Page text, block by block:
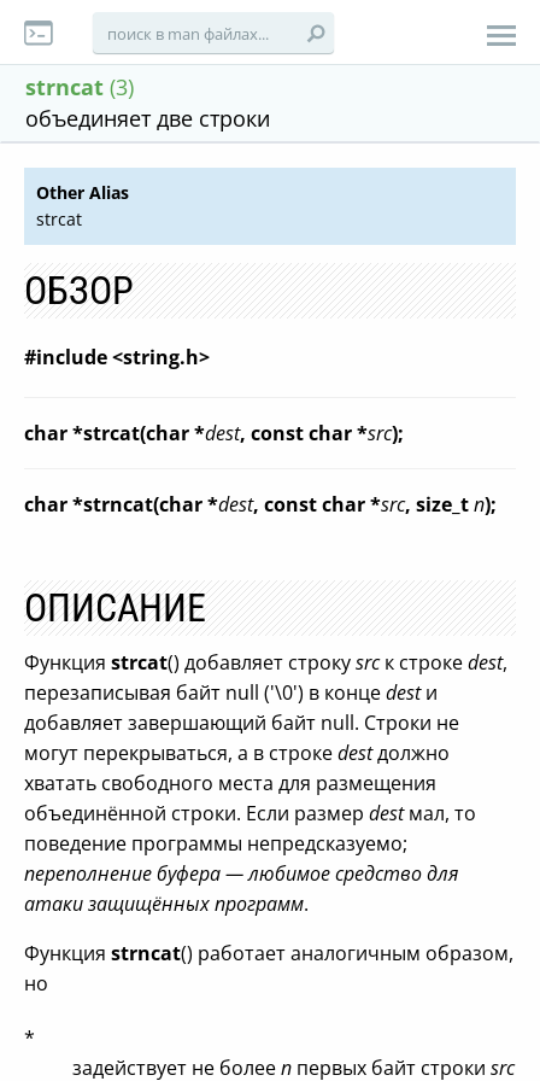
strncat (3)
объединяет две строки
Other Alias
strcat
ОБЗОР
#include <string.h>
char *strcat(char *dest, const char *src);
char *strncat(char *dest, const char *src, size_tn);
ОПИСАНИЕ
Функция strcat() добавляет строкуsrcк строкеdest,
перезаписывая байт null ('\0') в концеdestи
добавляет завершающий байт null. Строки не
могут перекрываться, а в строкеdestдолжно
хватать свободного места для размещения
объединённой строки. Если размер destмал, то
поведение программы непредсказуемо;
переполнение буфера — любимое средство для
атаки защищённых программ.
Функция strncat() работает аналогичным образом,
но
*
задействует не болееn первых байт строки src